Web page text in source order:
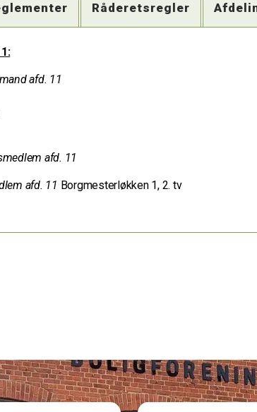
Råderetsregler
afd. 11
afd. 11
afd. 11 Borgmesterløkken 1, 2. tv